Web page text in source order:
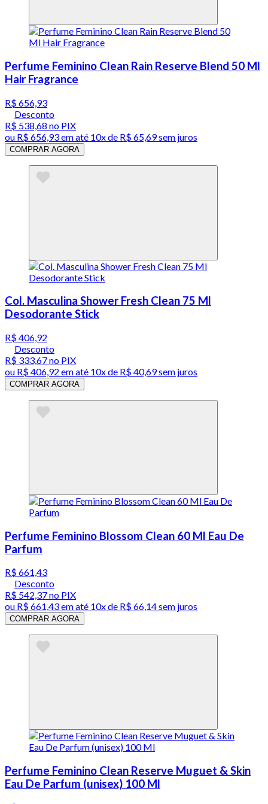
Perfume Feminino Clean Rain Reserve Blend 50 Ml
Hair Fragrance
R$ 656,93
Desconto
R$ 538,68 no PIX
ou R$ 656,93em até 10x de R$ 65,69 sem juros
COMPRAR AGORA
Col. Masculina Shower Fresh Clean 75 Ml
Desodorante Stick
R$ 406,92
Desconto
R$ 333,67no PIX
ou R$ 406,92 em até 10x de R$ 40,69 sem juros
COMPRAR AGORA
Perfume Feminino Blossom Clean 60 Ml Eau De
Parfum
R$ 661,43
Desconto
R$ 542,37no PIX
ou R$ 661,43em até 10x de R$ 66,14 sem juros
COMPRAR AGORA
Perfume Feminino Clean Reserve Muguet & Skin
Eau De Parfum (unisex) 100 Ml